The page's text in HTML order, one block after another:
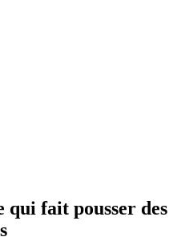
fait pousser des